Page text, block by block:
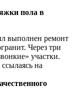
пола в
выполнен ремонт
Через три
участки.
на